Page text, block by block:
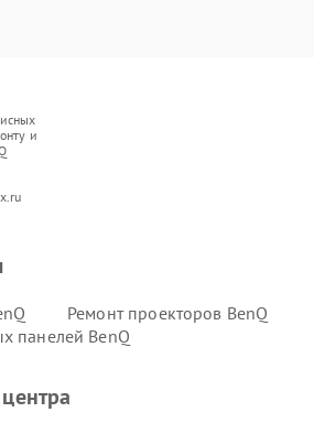
и
Ремонт проекторов BenQ
панелей BenQ